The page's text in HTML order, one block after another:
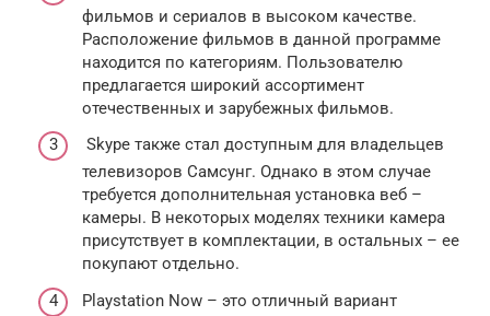
фильмов и сериалов в высоком качестве.
Расположение фильмов в данной программе
находится по категориям. Пользователю
предлагается широкий ассортимент
отечественных и зарубежных фильмов.
Skype также стал доступным для владельцев
телевизоров Самсунг. Однако в этом случае
требуется дополнительная установка веб –
камеры. В некоторых моделях техники камера
присутствует в комплектации, в остальных – ее
покупают отдельно.
Playstation Now – это отличный вариант